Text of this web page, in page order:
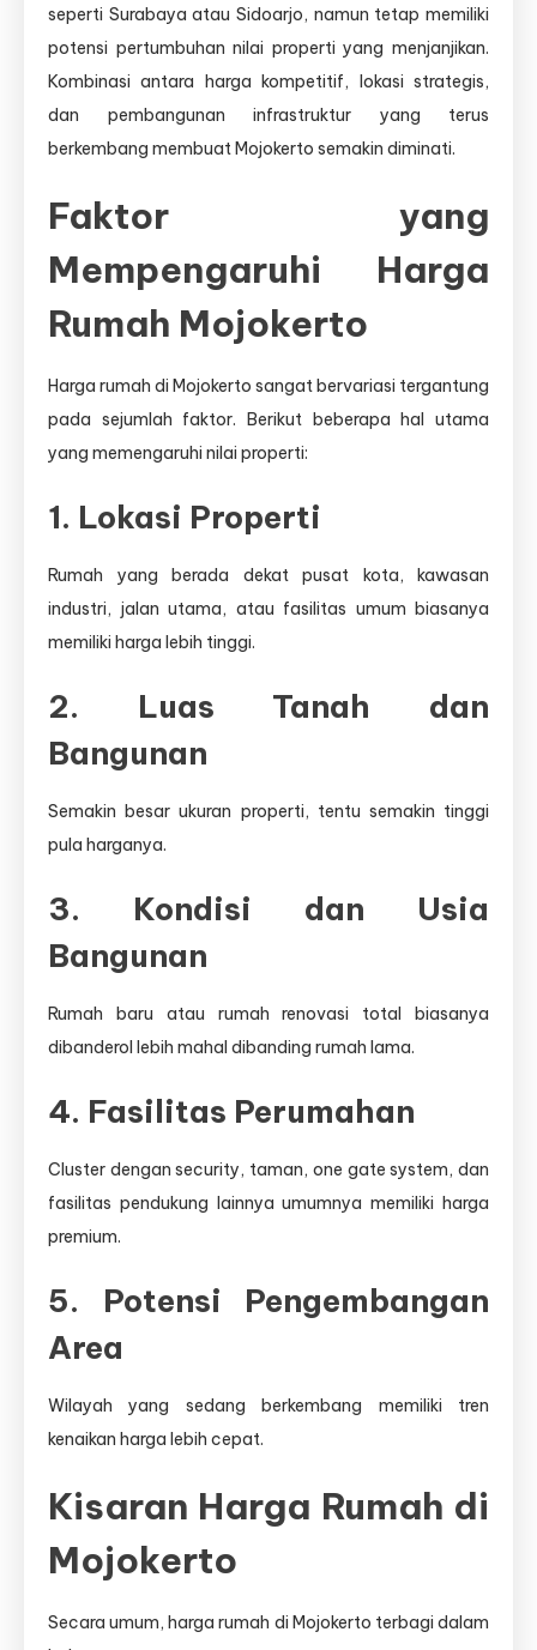
seperti Surabaya atau Sidoarjo, namun tetap memiliki
potensi pertumbuhan nilai properti yang menjanjikan.
Kombinasi antara harga kompetitif, lokasi strategis,
dan pembangunan infrastruktur yang terus
berkembang membuat Mojokerto semakin diminati.
Faktor yang
Mempengaruhi Harga
Rumah Mojokerto
Harga rumah di Mojokerto sangat bervariasi tergantung
pada sejumlah faktor. Berikut beberapa hal utama
yang memengaruhi nilai properti:
1. Lokasi Properti
Rumah yang berada dekat pusat kota, kawasan
industri, jalan utama, atau fasilitas umum biasanya
memiliki harga lebih tinggi.
2. Luas Tanah dan
Bangunan
Semakin besar ukuran properti, tentu semakin tinggi
pula harganya.
3. Kondisi dan Usia
Bangunan
Rumah baru atau rumah renovasi total biasanya
dibanderol lebih mahal dibanding rumah lama.
4. Fasilitas Perumahan
Cluster dengan security, taman, one gate system, dan
fasilitas pendukung lainnya umumnya memiliki harga
premium.
5. Potensi Pengembangan
Area
Wilayah yang sedang berkembang memiliki tren
kenaikan harga lebih cepat.
Kisaran Harga Rumah di
Mojokerto
Secara umum, harga rumah di Mojokerto terbagi dalam